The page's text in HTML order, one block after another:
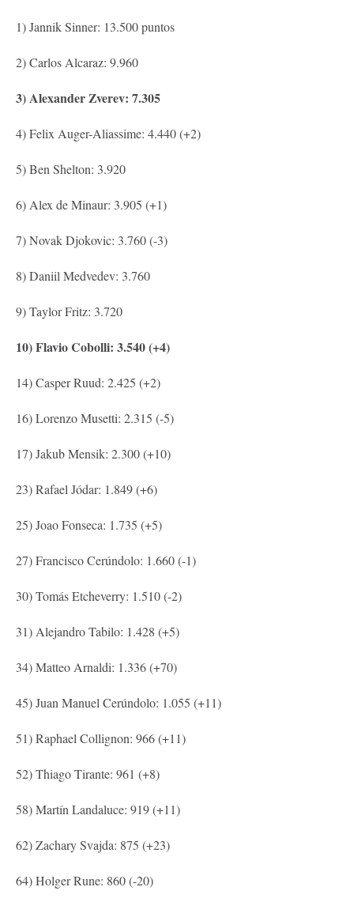
1) Jannik Sinner: 13.500 puntos
2) Carlos Alcaraz: 9.960
3) Alexander Zverev: 7.305
4) Felix Auger-Aliassime: 4.440 (+2)
5) Ben Shelton: 3.920
6) Alex de Minaur: 3.905 (+1)
7) Novak Djokovic: 3.760 (-3)
8) Daniil Medvedev: 3.760
9) Taylor Fritz: 3.720
10) Flavio Cobolli: 3.540 (+4)
14) Casper Ruud: 2.425 (+2)
16) Lorenzo Musetti: 2.315 (-5)
17) Jakub Mensik: 2.300 (+10)
23) Rafael Jódar: 1.849 (+6)
25) Joao Fonseca: 1.735 (+5)
27) Francisco Cerúndolo: 1.660 (-1)
30) Tomás Etcheverry: 1.510 (-2)
31) Alejandro Tabilo: 1.428 (+5)
34) Matteo Arnaldi: 1.336 (+70)
45) Juan Manuel Cerúndolo: 1.055 (+11)
51) Raphael Collignon: 966 (+11)
52) Thiago Tirante: 961 (+8)
58) Martín Landaluce: 919 (+11)
62) Zachary Svajda: 875 (+23)
64) Holger Rune: 860 (-20)